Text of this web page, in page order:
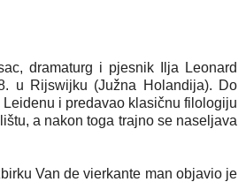
dramaturg i pjesnik Ilja Leonard
u Rijswijku (Južna Holandija). Do
i predavao klasičnu filologiju
a nakon toga trajno se naseljava
Van de vierkante man objavio je